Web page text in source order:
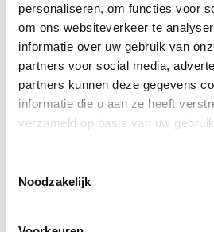
personaliseren, om functies voor
om ons websiteverkeer te
informatie over uw gebruik van
partners voor social media,
partners kunnen deze gegevens
informatie die u aan ze heeft
verzameld op basis van uw
Noodzakelijk
het magazijnbeheer. Dit houdt
bestellingen van klanten helemaal
krijgen namelijk van verschillende
producten binnen. De
handgrepen: alle onderdelen
vandaan. Zodra deze bij ons
ervoor dat ze bij de juiste
monteurs kunnen alle onderdelen
installatie dan in één keer in de